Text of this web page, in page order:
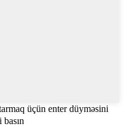
üçün enter düyməsini